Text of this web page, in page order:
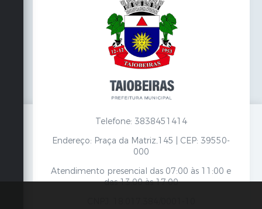
Telefone: 3838451414
Endereço: Praça da Matriz,145 | CEP: 39550-
000
Atendimento presencial das 07:00 às 11:00 e
das 13:00 às 17:00